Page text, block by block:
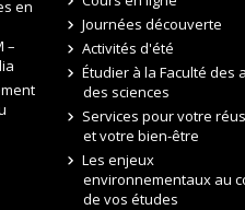
en
–
Journées découverte
Activités d'été
Étudier à la Faculté des
des sciences
Services pour votre
et votre bien-être
Les enjeux
environnementaux au
de vos études